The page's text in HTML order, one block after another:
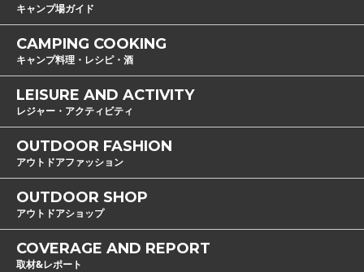
キャンプ場ガイド
CAMPING COOKING
キャンプ料理・レシピ・酒
LEISURE AND ACTIVITY
レジャー・アクティビティ
OUTDOOR FASHION
アウトドアファッション
OUTDOOR SHOP
アウトドアショップ
COVERAGE AND REPORT
取材&レポート